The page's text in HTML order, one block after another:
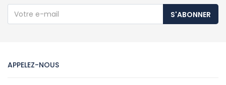
S'ABONNER
APPELEZ-NOUS